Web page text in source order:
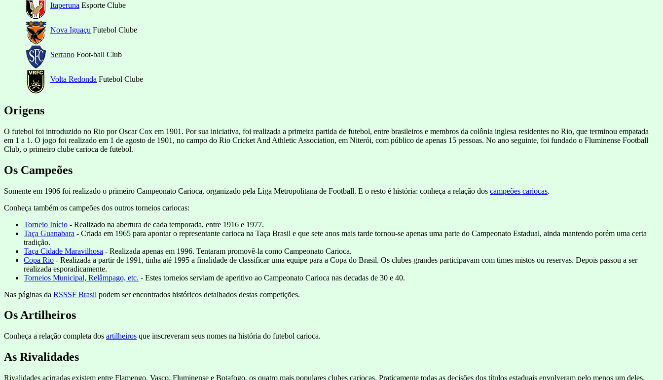
Itaperuna Esporte Clube
Nova Iguaçu Futebol Clube
Serrano Foot-ball Club
Volta Redonda Futebol Clube
Origens
O futebol foi introduzido no Rio por Oscar Cox em 1901. Por sua iniciativa, foi realizada a primeira partida de futebol, entre brasileiros e membros da colônia inglesa residentes no Rio, que terminou empatada
em 1 a 1. O jogo foi realizado em 1 de agosto de 1901, no campo do Rio Cricket And Athletic Association, em Niterói, com público de apenas 15 pessoas. No ano seguinte, foi fundado o Fluminense Football
Club, o primeiro clube carioca de futebol.
Os Campeões
Somente em 1906 foi realizado o primeiro Campeonato Carioca, organizado pela Liga Metropolitana de Football. E o resto é história: conheça a relação dos campeões cariocas.
Conheça também os campeões dos outros torneios cariocas:
Torneio Início - Realizado na abertura de cada temporada, entre 1916 e 1977.
Taça Guanabara - Criada em 1965 para apontar o representante carioca na Taça Brasil e que sete anos mais tarde tornou-se apenas uma parte do Campeonato Estadual, ainda mantendo porém uma certa
tradição.
Taça Cidade Maravilhosa - Realizada apenas em 1996. Tentaram promovê-la como Campeonato Carioca.
Copa Rio - Realizada a partir de 1991, tinha até 1995 a finalidade de classificar uma equipe para a Copa do Brasil. Os clubes grandes participavam com times mistos ou reservas. Depois passou a ser
realizada esporadicamente.
Torneios Municipal, Relâmpago, etc. - Estes torneios serviam de aperitivo ao Campeonato Carioca nas decadas de 30 e 40.
Nas páginas da RSSSF Brasil podem ser encontrados históricos detalhados destas competições.
Os Artilheiros
Conheça a relação completa dos artilheiros que inscreveram seus nomes na história do futebol carioca.
As Rivalidades
Rivalidades acirradas existem entre Flamengo, Vasco, Fluminense e Botafogo, os quatro mais populares clubes cariocas. Praticamente todas as decisões dos títulos estaduais envolveram pelo menos um deles.